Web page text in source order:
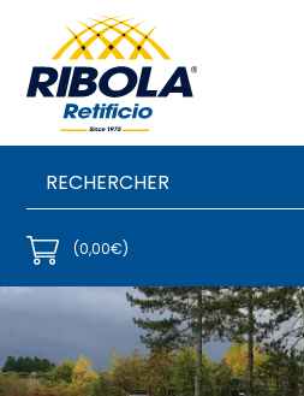
(0,00€)